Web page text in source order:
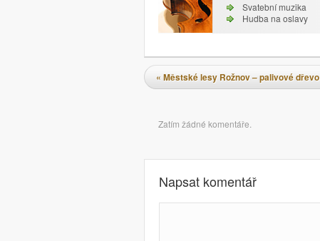
Svatební muzika
Hudba na oslavy
Navigace pro příspěvky
« Městské lesy Rožnov – palivové dřevo
Komentáře
Zatím žádné komentáře.
Napsat komentář